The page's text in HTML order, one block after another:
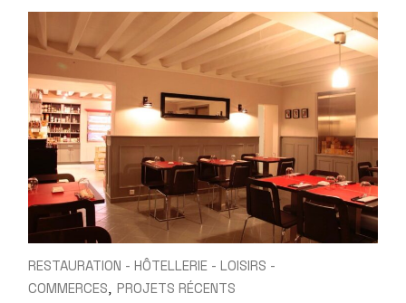
RESTAURATION - HÔTELLERIE - LOISIRS -
COMMERCES PROJETS RÉCENTS